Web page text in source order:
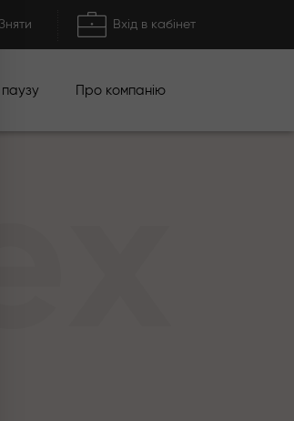
Вхід в кабінет
Про компанію